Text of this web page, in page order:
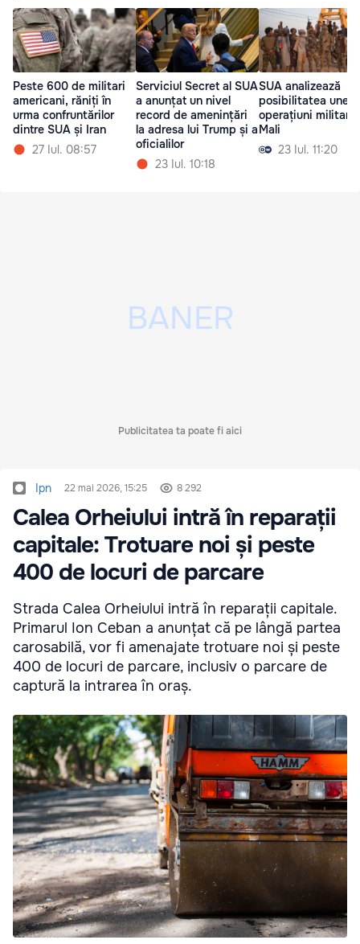
Peste 600 de militari
americani, răniți în
urma confruntărilor
dintre SUA și Iran
27 Iul. 08:57
Serviciul Secret al SUA
a anunțat un nivel
record de amenințări
la adresa lui Trump și a
oficialilor
23 Iul. 10:18
SUA analizează
posibilitatea unei
operațiuni militare
Mali
23 Iul. 11:20
Publicitatea ta poate fi aici
Ipn 22 mai 2026, 15:25 8 292
Calea Orheiului intră în reparații
capitale: Trotuare noi și peste
400 de locuri de parcare
Strada Calea Orheiului intră în reparații capitale.
Primarul Ion Ceban a anunțat că pe lângă partea
carosabilă, vor fi amenajate trotuare noi și peste
400 de locuri de parcare, inclusiv o parcare de
captură la intrarea în oraș.